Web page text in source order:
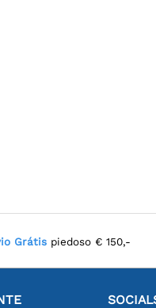
Grátis piedoso € 150,-